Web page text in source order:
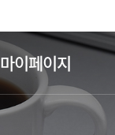
마이페이지